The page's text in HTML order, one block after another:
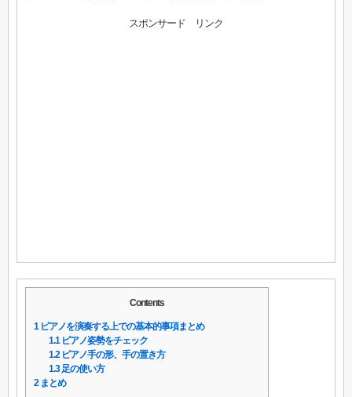
スポンサード リンク
Contents
1ピアノを演奏する上での基本的事項まとめ
1.1ピアノ姿勢をチェック
1.2ピアノ手の形、手の置き方
1.3足の使い方
2まとめ